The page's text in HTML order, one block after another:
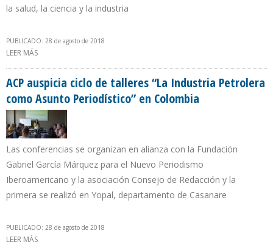
la salud, la ciencia y la industria
PUBLICADO: 28 de agosto de 2018
LEER MÁS
ARGENTINA
ACP auspicia ciclo de talleres “La Industria Petrolera
como Asunto Periodístico” en Colombia
Las conferencias se organizan en alianza con la Fundación
Gabriel García Márquez para el Nuevo Periodismo
Iberoamericano y la asociación Consejo de Redacción y la
primera se realizó en Yopal, departamento de Casanare
PUBLICADO: 28 de agosto de 2018
LEER MÁS